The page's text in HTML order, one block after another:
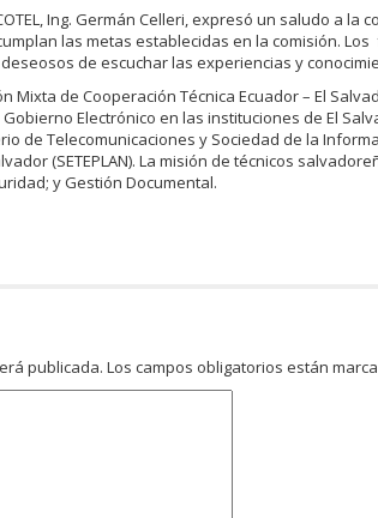
Ing. Germán Celleri, expresó un saludo a la
las metas establecidas en la comisión.
de escuchar las experiencias y
Mixta de Cooperación Técnica Ecuador – El
Electrónico en las instituciones de El
de Telecomunicaciones y Sociedad de la
(SETEPLAN). La misión de técnicos
y Gestión Documental.
publicada. Los campos obligatorios están